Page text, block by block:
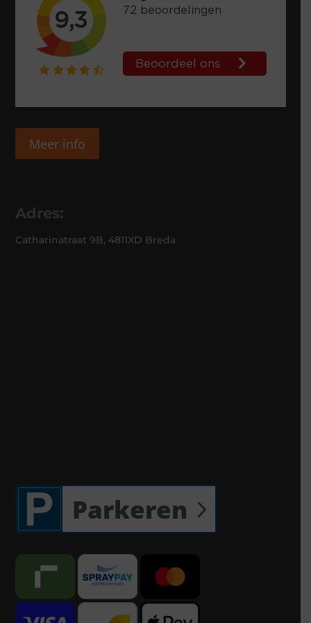
Meer info
Adres:
Catharinatraat 9B, 4811XD Breda
Parkeren